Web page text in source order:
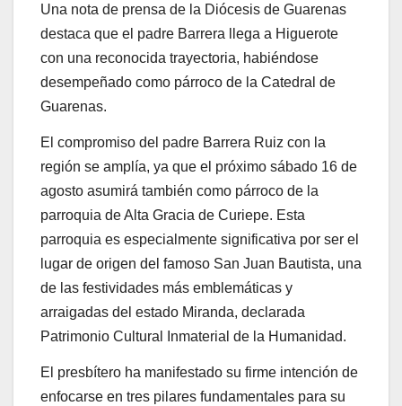
Una nota de prensa de la Diócesis de Guarenas
destaca que el padre Barrera llega a Higuerote
con una reconocida trayectoria, habiéndose
desempeñado como párroco de la Catedral de
Guarenas.
El compromiso del padre Barrera Ruiz con la
región se amplía, ya que el próximo sábado 16 de
agosto asumirá también como párroco de la
parroquia de Alta Gracia de Curiepe. Esta
parroquia es especialmente significativa por ser el
lugar de origen del famoso San Juan Bautista, una
de las festividades más emblemáticas y
arraigadas del estado Miranda, declarada
Patrimonio Cultural Inmaterial de la Humanidad.
El presbítero ha manifestado su firme intención de
enfocarse en tres pilares fundamentales para su